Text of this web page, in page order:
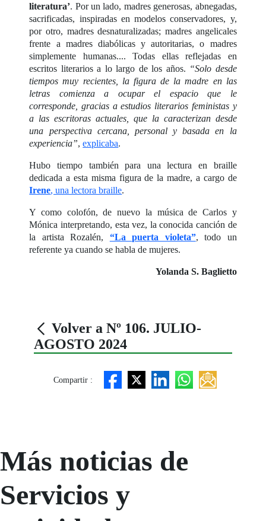
literatura’. Por un lado, madres generosas, abnegadas,
sacrificadas, inspiradas en modelos conservadores, y,
por otro, madres desnaturalizadas; madres angelicales
frente a madres diabólicas y autoritarias, o madres
simplemente humanas.... Todas ellas reflejadas en
escritos literarios a lo largo de los años. “Solo desde
tiempos muy recientes, la figura de la madre en las
letras comienza a ocupar el espacio que le
corresponde, gracias a estudios literarios feministas y
a las escritoras actuales, que la caracterizan desde
una perspectiva cercana, personal y basada en la
experiencia”,explicaba.
Hubo tiempo también para una lectura en braille
dedicada a esta misma figura de la madre, a cargo de
Irene, una lectora braille.
Y como colofón, de nuevo la música de Carlos y
Mónica interpretando, esta vez, la conocida canción de
la artista Rozalén, “La puerta violeta”, todo un
referente ya cuando se habla de mujeres.
Yolanda S. Baglietto
Volver a Nº 106. JULIO-
AGOSTO 2024
Compartir :
Más noticias de
Servicios y